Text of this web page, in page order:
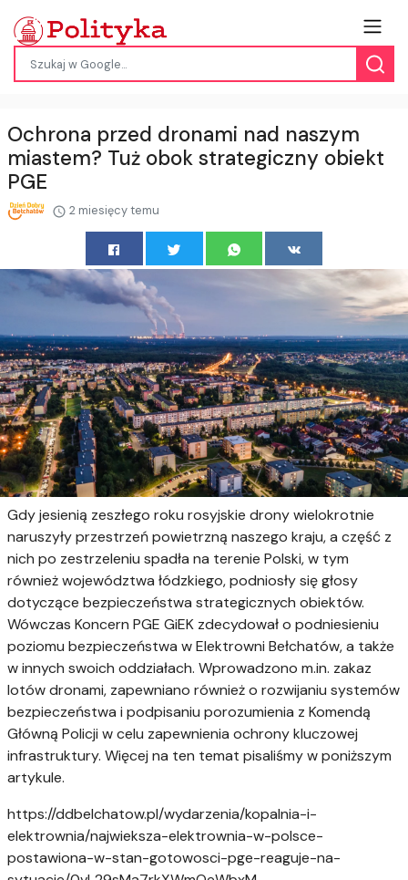
Ochrona przed dronami nad naszym
miastem? Tuż obok strategiczny obiekt
PGE
2 miesięcy temu
Gdy jesienią zeszłego roku rosyjskie drony wielokrotnie
naruszyły przestrzeń powietrzną naszego kraju, a część z
nich po zestrzeleniu spadła na terenie Polski, w tym
również województwa łódzkiego, podniosły się głosy
dotyczące bezpieczeństwa strategicznych obiektów.
Wówczas Koncern PGE GiEK zdecydował o podniesieniu
poziomu bezpieczeństwa w Elektrowni Bełchatów, a także
w innych swoich oddziałach. Wprowadzono m.in. zakaz
lotów dronami, zapewniano również o rozwijaniu systemów
bezpieczeństwa i podpisaniu porozumienia z Komendą
Główną Policji w celu zapewnienia ochrony kluczowej
infrastruktury. Więcej na ten temat pisaliśmy w poniższym
artykule.
https://ddbelchatow.pl/wydarzenia/kopalnia-i-
elektrownia/najwieksza-elektrownia-w-polsce-
postawiona-w-stan-gotowosci-pge-reaguje-na-